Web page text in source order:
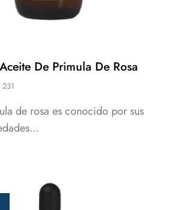
De Primula De Rosa
231
de rosa es conocido por sus